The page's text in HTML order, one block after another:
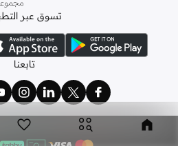
مجموعة
تسوق عبر
تابعنا